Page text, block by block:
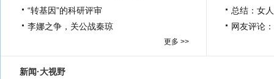
“转基因”的科研评审
李娜之争，关公战秦琼
更多 >>
总结：女
网友评论
新闻·大视野